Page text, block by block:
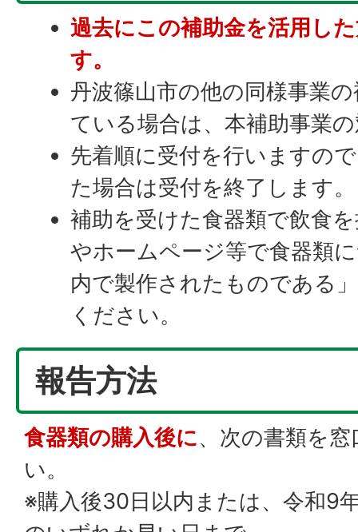
過去にこの補助金を活用し
す。
丹波篠山市の他の同様事業
ている場合は、本補助事業
先着順に受付を行いますの
た場合は受付を終了します。
補助を受けた食器類で飲食
やホームページ等で食器類
内で製作されたものである
ください。
報告方法
食器類の購入後に、次の書類を
い。
※購入後30日以内または、令和9